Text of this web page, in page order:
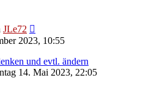
JLe72
2023, 10:55
und evtl. ändern
14. Mai 2023, 22:05